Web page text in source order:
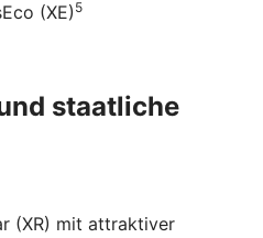
(XE)5
staatliche
(XR) mit attraktiver